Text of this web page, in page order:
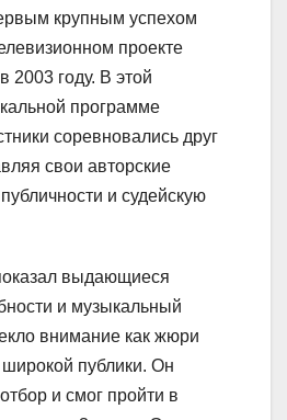
крупным успехом
проекте
2003 году. В этой
программе
соревновались друг
свои авторские
и судейскую
выдающиеся
и музыкальный
внимание как жюри
публики. Он
и смог пройти в